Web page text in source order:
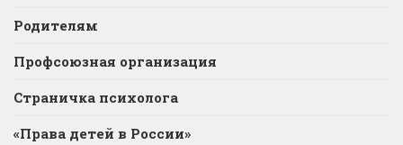
Родителям
Профсоюзная организация
Страничка психолога
«Права детей в России»